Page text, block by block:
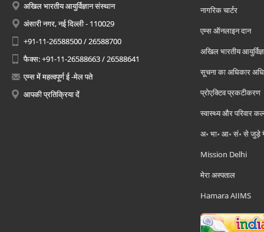
अखिल भारतीय आयुर्विज्ञान संस्थान
अंसारी नगर, नई दिल्ली - 110029
+91-11-26588500 / 26588700
फैक्स: +91-11-26588663 / 26588641
एम्स में महत्वपूर्ण ई -मेल पते
आपकी प्रतिक्रिया दें
नागरिक चार्टर
एम्स ऑनलाइन दान
अखिल भारतीय
सूचना का अधिकार
प्रोएक्टिव प्रकटीकरण
स्वास्थ्य और परिवार
अ॰ भा॰ आ॰ सं॰ से जुड़े
Mission Delhi
मेरा अस्पताल
Hamara AIIMS